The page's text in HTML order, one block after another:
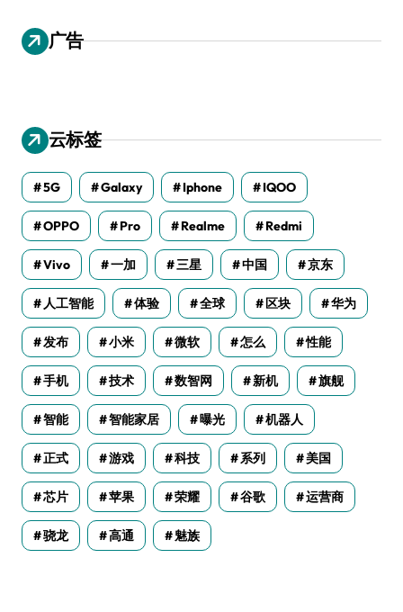
广告
云标签
5G Galaxy Iphone IQOO
OPPO Pro Realme Redmi
Vivo 一加 三星 中国 京东
人工智能 体验 全球 区块 华为
发布 小米 微软 怎么 性能
手机 技术 数智网 新机 旗舰
智能 智能家居 曝光 机器人
正式 游戏 科技 系列 美国
芯片 苹果 荣耀 谷歌 运营商
骁龙 高通 魅族